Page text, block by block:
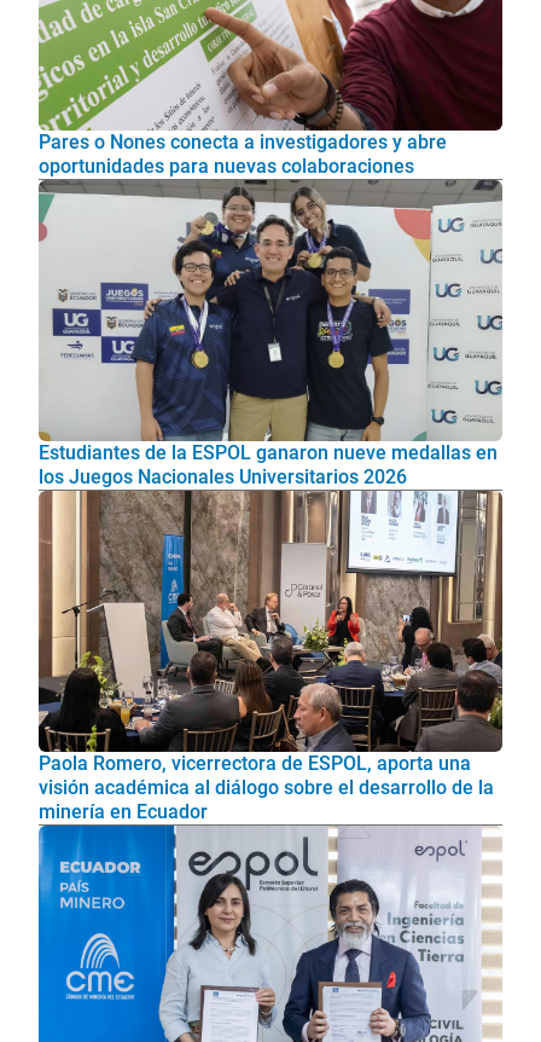
Pares o Nones conecta a investigadores y abre
oportunidades para nuevas colaboraciones
Estudiantes de la ESPOL ganaron nueve medallas en
los Juegos Nacionales Universitarios 2026
Paola Romero, vicerrectora de ESPOL, aporta una
visión académica al diálogo sobre el desarrollo de la
minería en Ecuador